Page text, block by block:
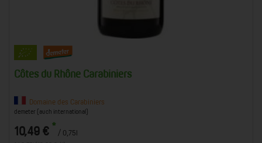
Côtes du Rhône Carabiniers
Domaine des Carabiniers
demeter (auch international)
10,49 € * / 0,75l